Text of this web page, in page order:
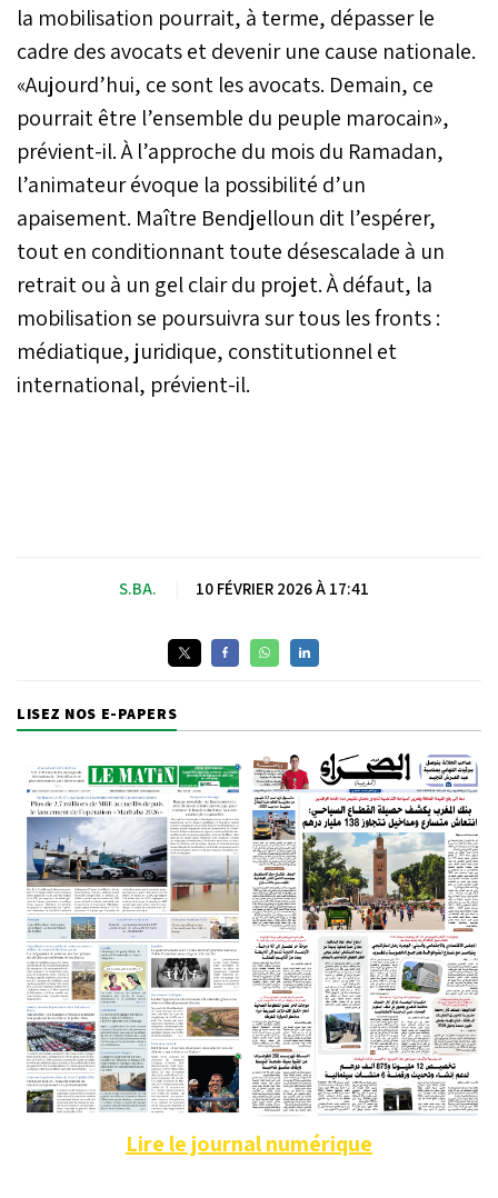
la mobilisation pourrait, à terme, dépasser le
cadre des avocats et devenir une cause nationale.
«Aujourd’hui, ce sont les avocats. Demain, ce
pourrait être l’ensemble du peuple marocain»,
prévient-il. À l’approche du mois du Ramadan,
l’animateur évoque la possibilité d’un
apaisement. Maître Bendjelloun dit l’espérer,
tout en conditionnant toute désescalade à un
retrait ou à un gel clair du projet. À défaut, la
mobilisation se poursuivra sur tous les fronts :
médiatique, juridique, constitutionnel et
international, prévient-il.
S.BA. 10 FÉVRIER 2026 À 17:41
LISEZ NOS E-PAPERS
Lire le journal numérique